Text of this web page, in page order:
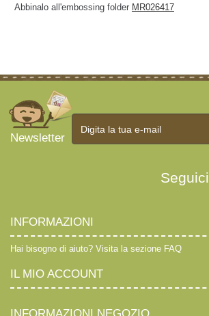
Abbinalo all'embossing folder MR026417
Newsletter
Seguici
INFORMAZIONI
Hai bisogno di aiuto? Visita la sezione FAQ
IL MIO ACCOUNT